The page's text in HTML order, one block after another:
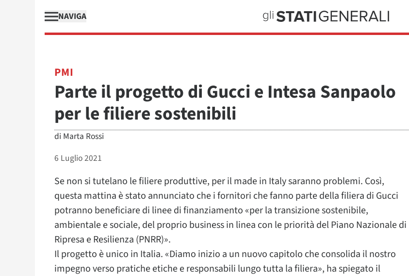
NAVIGA
PMI
Parte il progetto di Gucci e Intesa Sanpaolo
per le filiere sostenibili
di Marta Rossi
6 Luglio 2021
Se non si tutelano le filiere produttive, per il made in Italy saranno problemi. Così,
questa mattina è stato annunciato che i fornitori che fanno parte della filiera di Gucci
potranno beneficiare di linee di finanziamento «per la transizione sostenibile,
ambientale e sociale, del proprio business in linea con le priorità del Piano Nazionale di
Ripresa e Resilienza (PNRR)».
Il progetto è unico in Italia. «Diamo inizio a un nuovo capitolo che consolida il nostro
impegno verso pratiche etiche e responsabili lungo tutta la filiera», ha spiegato il